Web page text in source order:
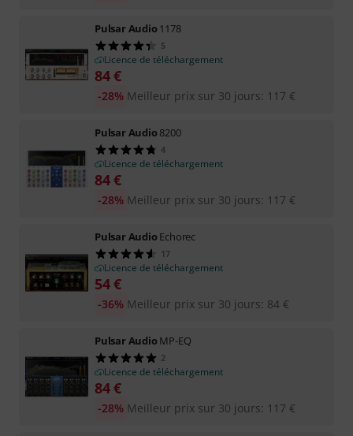
Pulsar Audio1178
5
Licence de téléchargement
84€
Meilleur prix sur 30 jours: 117 €
-28%
Pulsar Audio8200
4
Licence de téléchargement
84€
Meilleur prix sur 30 jours: 117 €
-28%
Pulsar AudioEchorec
17
Licence de téléchargement
54€
Meilleur prix sur 30 jours: 84 €
-36%
Pulsar AudioMP-EQ
2
Licence de téléchargement
84€
Meilleur prix sur 30 jours: 117 €
-28%